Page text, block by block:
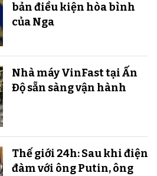
bản điều kiện hòa bình
của Nga
Nhà máy VinFast tại Ấn
Độ sẵn sàng v​​​​​​​ận hành
Thế giới 24h: Sau khi điện
đàm với ông Putin, ông